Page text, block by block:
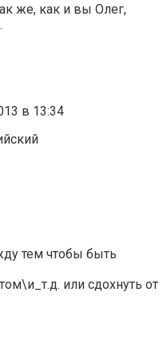
же, как и вы Олег,
в 13:34
тем чтобы быть
или сдохнуть от